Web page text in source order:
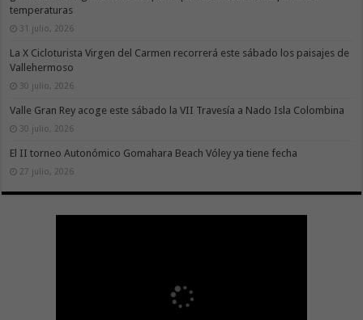
temperaturas
31 julio, 2026
La X Cicloturista Virgen del Carmen recorrerá este sábado los paisajes de
Vallehermoso
30 julio, 2026
Valle Gran Rey acoge este sábado la VII Travesía a Nado Isla Colombina
30 julio, 2026
El II torneo Autonómico Gomahara Beach Vóley ya tiene fecha
27 julio, 2026